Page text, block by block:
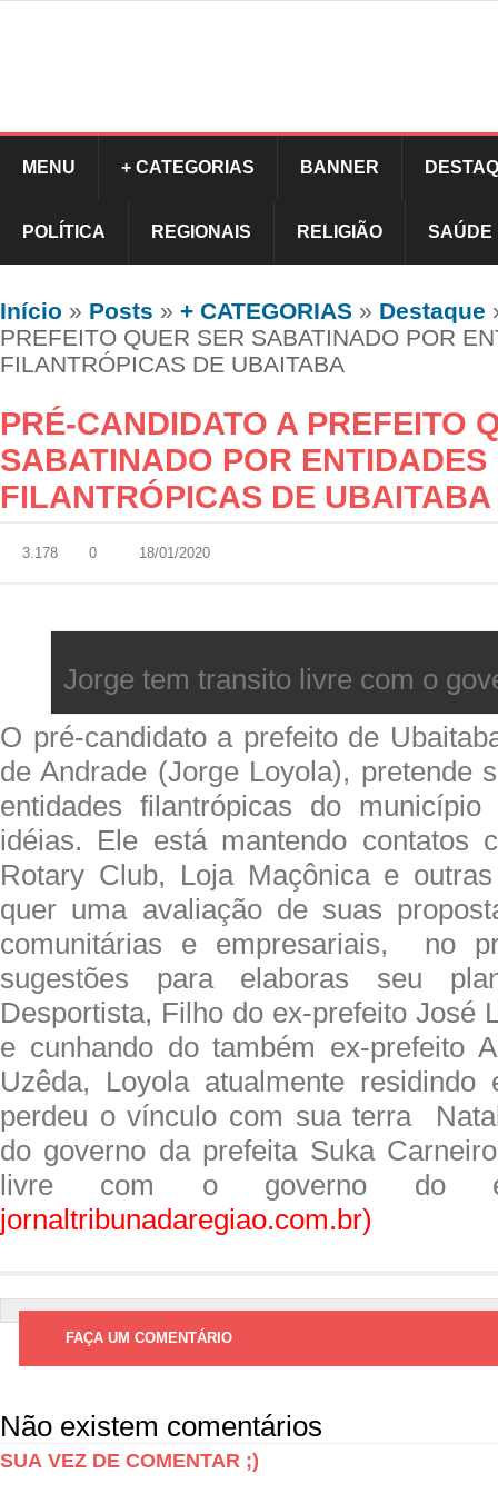
MENU + CATEGORIAS BANNER
POLÍTICA REGIONAIS RELIGIÃO SAÚDE
Início » Posts » + CATEGORIAS » Destaque
PREFEITO QUER SER SABATINADO POR
FILANTRÓPICAS DE UBAITABA
PRÉ-CANDIDATO A PREFEITO
SABATINADO POR ENTIDADES
FILANTRÓPICAS DE UBAITABA
3.178 0 18/01/2020
Jorge tem transito livre com o
O pré-candidato a prefeito de
de Andrade (Jorge Loyola), pretende
entidades filantrópicas do
idéias. Ele está mantendo contatos
Rotary Club, Loja Maçônica e
quer uma avaliação de suas
comunitárias e empresariais, no
sugestões para elaboras seu
Desportista, Filho do ex-prefeito José
e cunhando do também ex-prefeito
Uzêda, Loyola atualmente residindo
perdeu o vínculo com sua terra
do governo da prefeita Suka
livre com o governo do
jornaltribunadaregiao.com.br)
FAÇA UM COMENTÁRIO
Não existem comentários
SUA VEZ DE COMENTAR ;)